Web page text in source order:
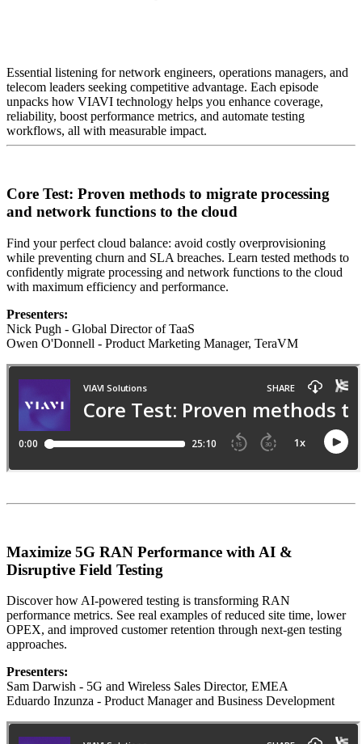
Essential listening for network engineers, operations managers, and
telecom leaders seeking competitive advantage. Each episode
unpacks how VIAVI technology helps you enhance coverage,
reliability, boost performance metrics, and automate testing
workflows, all with measurable impact.
Core Test: Proven methods to migrate processing
and network functions to the cloud
Find your perfect cloud balance: avoid costly overprovisioning
while preventing churn and SLA breaches. Learn tested methods to
confidently migrate processing and network functions to the cloud
with maximum efficiency and performance.
Presenters:
Nick Pugh - Global Director of TaaS
Owen O'Donnell - Product Marketing Manager, TeraVM
Maximize 5G RAN Performance with AI &
Disruptive Field Testing
Discover how AI-powered testing is transforming RAN
performance metrics. See real examples of reduced site time, lower
OPEX, and improved customer retention through next-gen testing
approaches.
Presenters:
Sam Darwish - 5G and Wireless Sales Director, EMEA
Eduardo Inzunza - Product Manager and Business Development